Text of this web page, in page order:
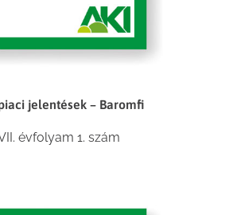
jelentések – Baromfi
évfolyam 1. szám